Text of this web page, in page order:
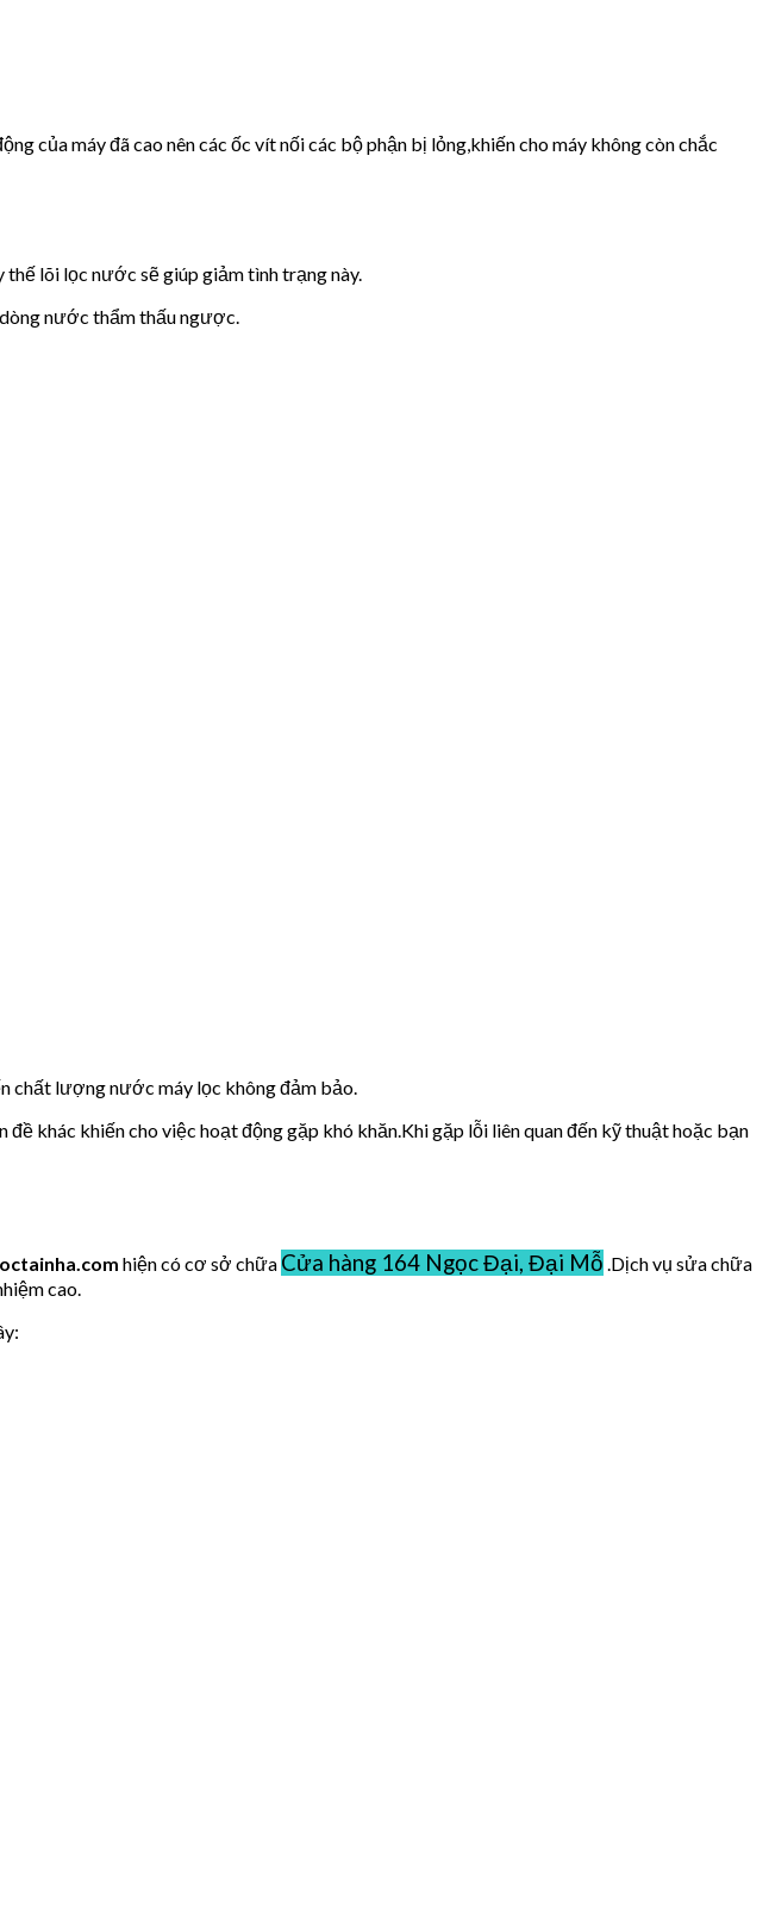
của máy đã cao nên các ốc vít nối các bộ phận bị lỏng,khiến cho máy không còn chắc
lõi lọc nước sẽ giúp giảm tình trạng này.
dòng nước thẩm thấu ngược.
chất lượng nước máy lọc không đảm bảo.
khác khiến cho việc hoạt động gặp khó khăn.Khi gặp lỗi liên quan đến kỹ thuật hoặc bạn
hiện có cơ sở chữa Cửa hàng 164 Ngọc Đại, Đại Mỗ .Dịch vụ sửa chữa
cao.